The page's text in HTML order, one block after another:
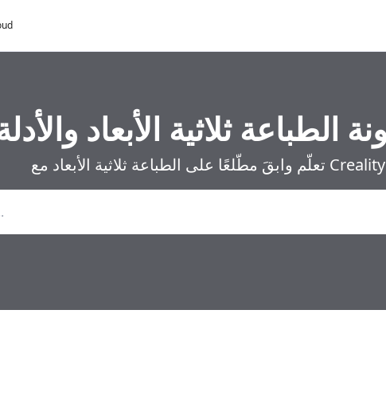
الطباعة ثلاثية الأبعاد
تعلّم وابقَ مطّلعًا على الطباعة ثلاثية الأبعاد مع Creality